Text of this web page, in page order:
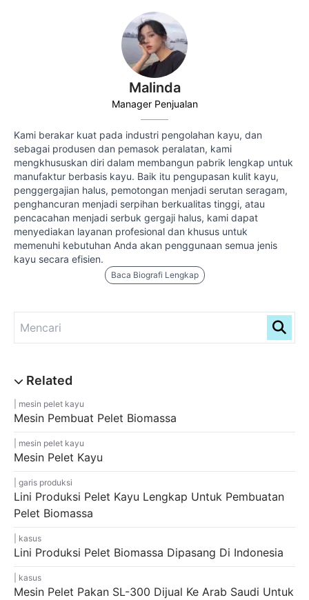
Malinda
Manager Penjualan
Kami berakar kuat pada industri pengolahan kayu, dan
sebagai produsen dan pemasok peralatan, kami
mengkhususkan diri dalam membangun pabrik lengkap untuk
manufaktur berbasis kayu. Baik itu pengupasan kulit kayu,
penggergajian halus, pemotongan menjadi serutan seragam,
penghancuran menjadi serpihan berkualitas tinggi, atau
pencacahan menjadi serbuk gergaji halus, kami dapat
menyediakan layanan profesional dan khusus untuk
memenuhi kebutuhan Anda akan penggunaan semua jenis
kayu secara efisien.
Baca Biografi Lengkap
mesin pelet kayu
Mesin Pembuat Pelet Biomassa
mesin pelet kayu
Mesin Pelet Kayu
garis produksi
Lini Produksi Pelet Kayu Lengkap Untuk Pembuatan
Pelet Biomassa
kasus
Lini Produksi Pelet Biomassa Dipasang Di Indonesia
kasus
Mesin Pelet Pakan SL-300 Dijual Ke Arab Saudi Untuk